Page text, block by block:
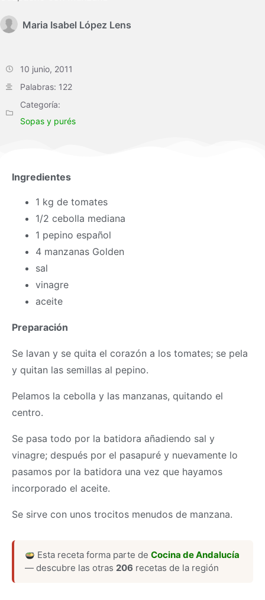
Maria Isabel López Lens
10 junio, 2011
Palabras: 122
Categoría:
Sopas y purés
Ingredientes
1 kg de tomates
1/2 cebolla mediana
1 pepino español
4 manzanas Golden
sal
vinagre
aceite
Preparación
Se lavan y se quita el corazón a los tomates; se pela
y quitan las semillas al pepino.
Pelamos la cebolla y las manzanas, quitando el
centro.
Se pasa todo por la batidora añadiendo sal y
vinagre; después por el pasapuré y nuevamente lo
pasamos por la batidora una vez que hayamos
incorporado el aceite.
Se sirve con unos trocitos menudos de manzana.
Esta receta forma parte deCocina de Andalucía
— descubre las otras 206 recetas de la región